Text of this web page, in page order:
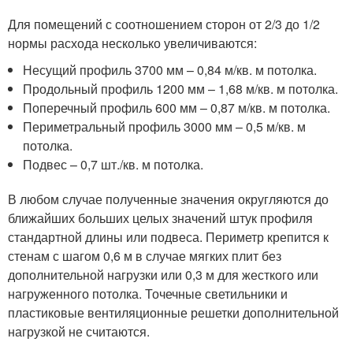
Для помещений с соотношением сторон от 2/3 до 1/2
нормы расхода несколько увеличиваются:
Несущий профиль 3700 мм – 0,84 м/кв. м потолка.
Продольный профиль 1200 мм – 1,68 м/кв. м потолка.
Поперечный профиль 600 мм – 0,87 м/кв. м потолка.
Периметральный профиль 3000 мм – 0,5 м/кв. м
потолка.
Подвес – 0,7 шт./кв. м потолка.
В любом случае полученные значения округляются до
ближайших больших целых значений штук профиля
стандартной длины или подвеса. Периметр крепится к
стенам с шагом 0,6 м в случае мягких плит без
дополнительной нагрузки или 0,3 м для жесткого или
нагруженного потолка. Точечные светильники и
пластиковые вентиляционные решетки дополнительной
нагрузкой не считаются.